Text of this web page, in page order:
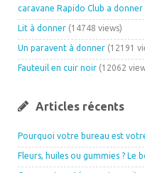
caravane Rapido Club a
Lit à donner (14748 views)
Un paravent à donner (12191
Fauteuil en cuir noir (12062
Articles récents
Pourquoi votre bureau est
Fleurs, huiles ou gummies ? Le